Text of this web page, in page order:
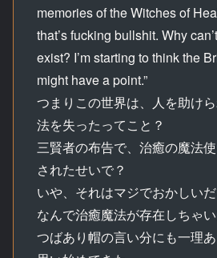
memories of the Witches of
that’s fucking bullshit. Why
exist? I’m starting to think the
might have a point.”
つまりこの世界は、人を助け
法を失ったってこと？
三賢者の布告で、治癒の魔法
されたせいで？
いや、それはマジでおかしいだ
なんで治癒魔法が存在しちゃ
つばあり帽の言い分にも一理